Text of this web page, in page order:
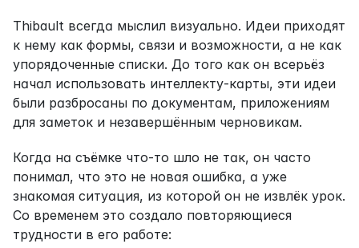
Thibault всегда мыслил визуально. Идеи приходят
к нему как формы, связи и возможности, а не как
упорядоченные списки. До того как он всерьёз
начал использовать интеллекту-карты, эти идеи
были разбросаны по документам, приложениям
для заметок и незавершённым черновикам.
Когда на съёмке что-то шло не так, он часто
понимал, что это не новая ошибка, а уже
знакомая ситуация, из которой он не извлёк урок.
Со временем это создало повторяющиеся
трудности в его работе: